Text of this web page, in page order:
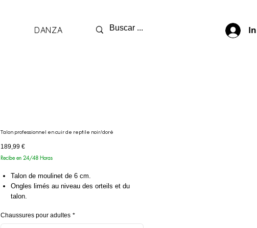
DANZA
Talon professionnel en cuir de reptile noir/doré
189,99 €Prix
Recibe en 24/48 Horas
Talon de moulinet de 6 cm.
Ongles limés au niveau des orteils et du
talon.
Qualité supérieure.
Chaussures pour adultes *